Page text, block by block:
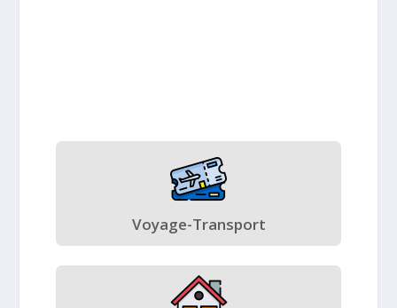
Voyage-Transport